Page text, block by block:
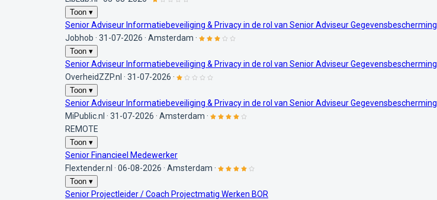
Toon ▾
Senior Adviseur Informatiebeveiliging & Privacy in de rol van Senior Adviseur Gegevensbescherming
Jobhob · 31-07-2026 · Amsterdam ·
Toon ▾
Senior Adviseur Informatiebeveiliging & Privacy in de rol van Senior Adviseur Gegevensbescherming
OverheidZZP.nl · 31-07-2026 ·
Toon ▾
Senior Adviseur Informatiebeveiliging & Privacy in de rol van Senior Adviseur Gegevensbescherming
MiPublic.nl · 31-07-2026 · Amsterdam ·
REMOTE
Toon ▾
Senior Financieel Medewerker
Flextender.nl · 06-08-2026 · Amsterdam ·
Toon ▾
Senior Projectleider / Coach Projectmatig Werken BOR